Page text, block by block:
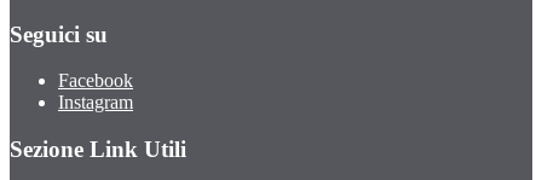
Seguici su
Facebook
Instagram
Sezione Link Utili